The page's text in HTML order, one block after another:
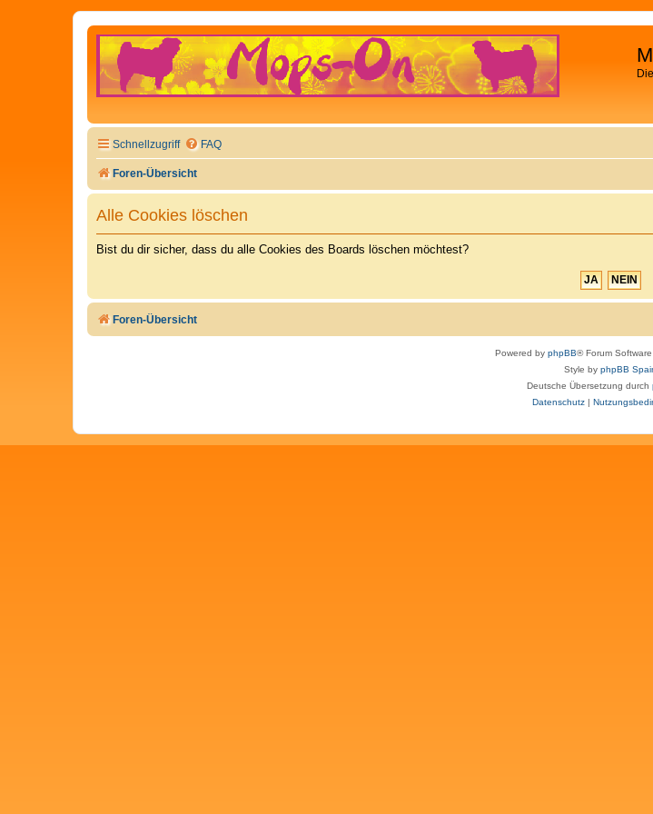
Schnellzugriff FAQ
Foren-Übersicht
Alle Cookies löschen
Bist du dir sicher, dass du alle Cookies des Boards löschen möchtest?
Foren-Übersicht
Powered by phpBB® Forum
Style by phpBB
Deutsche Übersetzung durch
Datenschutz|